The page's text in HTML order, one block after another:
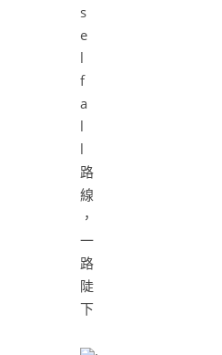
s
e
l
f
a
l
l
路
線
，
一
路
陡
下